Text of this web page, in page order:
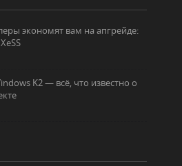
экономят вам на апгрейде:
K2 — всё, что известно о